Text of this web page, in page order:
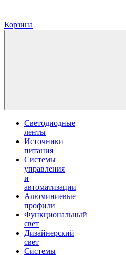
Корзина
Светодиодные
ленты
Источники
питания
Системы
управления
и
автоматизации
Алюминиевые
профили
Функциональный
свет
Дизайнерский
свет
Системы